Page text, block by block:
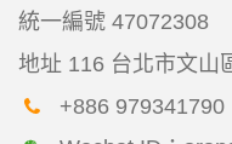
統一編號 47072308
地址 116 台北市文山
+886 979341790